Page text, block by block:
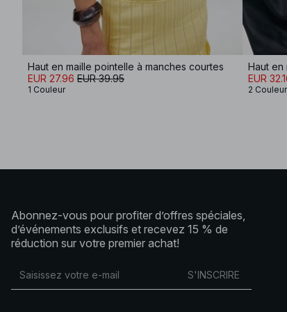
Haut en maille pointelle à manches courtes
EUR 27.96 EUR 39.95
1 Couleur
Haut en
EUR
2
Abonnez-vous pour profiter d’offres spéciales,
d’événements exclusifs et recevez 15 % de
réduction sur votre premier achat!
S'INSCRIRE